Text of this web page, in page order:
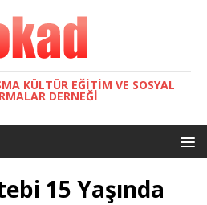
KÜLTÜR EĞITIM VE SOSYAL
DERNEĞI
15 Yaşında